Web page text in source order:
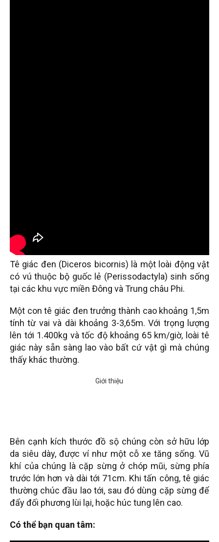
Tê giác đen (Diceros bicornis) là một loài động vật
có vú thuộc bộ guốc lẻ (Perissodactyla) sinh sống
tại các khu vực miền Đông và Trung châu Phi.
Một con tê giác đen trưởng thành cao khoảng 1,5m
tính từ vai và dài khoảng 3-3,65m. Với trọng lượng
lên tới 1.400kg và tốc độ khoảng 65 km/giờ, loài tê
giác này sẵn sàng lao vào bất cứ vật gì mà chúng
thấy khác thường.
Bên cạnh kích thước đồ sộ chúng còn sở hữu lớp
da siêu dày, được ví như một cỗ xe tăng sống. Vũ
khí của chúng là cặp sừng ở chóp mũi, sừng phía
trước lớn hơn và dài tới 71cm. Khi tấn công, tê giác
thường chúc đầu lao tới, sau đó dùng cặp sừng để
đẩy đối phương lùi lại, hoặc húc tung lên cao.
Có thể bạn quan tâm: